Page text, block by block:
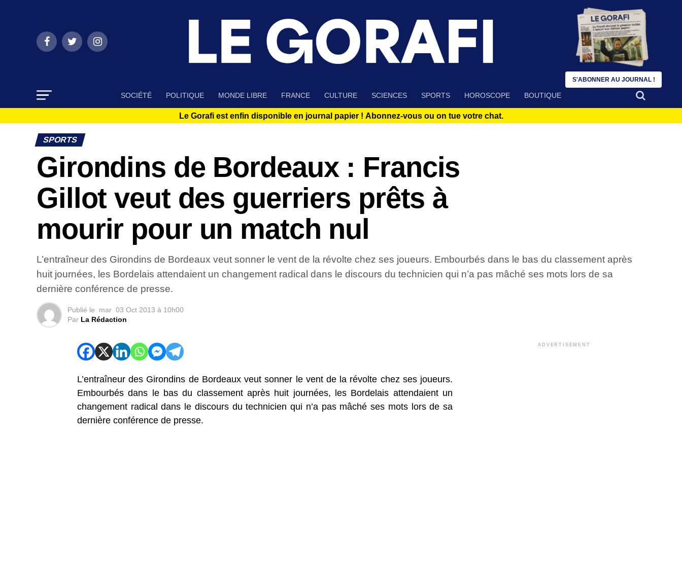
SOCIÉTÉ POLITIQUE MONDE LIBRE FRANCE CULTURE SCIENCES SPORTS HOROSCOPE BOUTIQUE
Le Gorafi est enfin disponible en journal papier ! Abonnez-vous ou on tue votre chat.
SPORTS
Girondins de Bordeaux : Francis
Gillot veut des guerriers prêts à
mourir pour un match nul
L’entraîneur des Girondins de Bordeaux veut sonner le vent de la révolte chez ses joueurs. Embourbés dans le bas du classement après
huit journées, les Bordelais attendaient un changement radical dans le discours du technicien qui n’a pas mâché ses mots lors de sa
dernière conférence de presse.
Publié le mar 03 Oct 2013 à 10h00
Par La Rédaction
L’entraîneur des Girondins de Bordeaux veut sonner le vent de la révolte chez ses joueurs.
Embourbés dans le bas du classement après huit journées, les Bordelais attendaient un
changement radical dans le discours du technicien qui n’a pas mâché ses mots lors de sa
dernière conférence de presse.
ADVERTISEMENT
S'ABONNER AU JOURNAL !